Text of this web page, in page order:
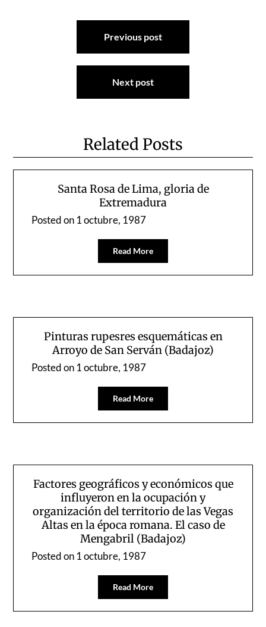
Navegación
entradas
Previous post
Next post
Related Posts
Santa Rosa de Lima, gloria de
Extremadura
Posted on1 octubre, 1987
Read More
Pinturas rupesres esquemáticas en
Arroyo de San Serván (Badajoz)
Posted on1 octubre, 1987
Read More
Factores geográficos y económicos que
influyeron en la ocupación y
organización del territorio de las Vegas
Altas en la época romana. El caso de
Mengabril (Badajoz)
Posted on1 octubre, 1987
Read More